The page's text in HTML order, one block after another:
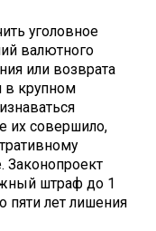
уголовное
валютного
или возврата
в крупном
их совершило,
Законопроект
штраф до 1
пяти лет лишения